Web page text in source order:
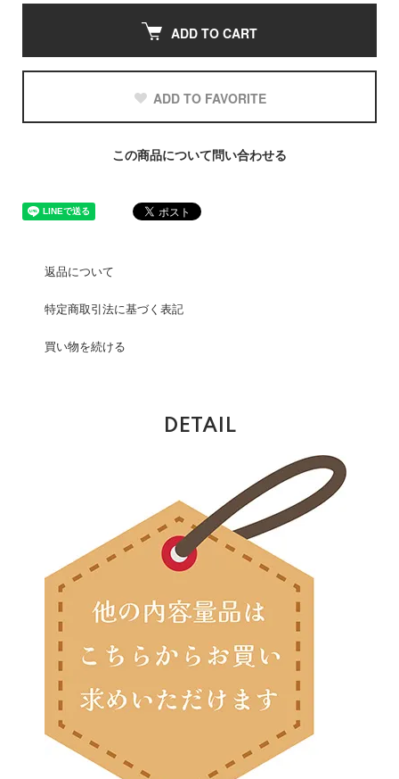
ADD TO CART
ADD TO FAVORITE
この商品について問い合わせる
返品について
特定商取引法に基づく表記
買い物を続ける
DETAIL